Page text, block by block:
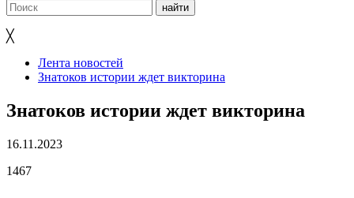
╳
Лента новостей
Знатоков истории ждет викторина
Знатоков истории ждет викторина
16.11.2023
1467